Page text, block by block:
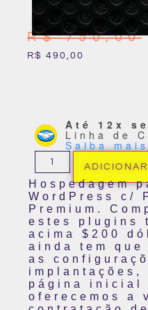
R$750,00
R$ 490,00
Até 12x
Linha de
Saiba
Hospedagem
WordPress c/
Premium.
estes plugins
acima $200
ainda tem
as
implantações,
página inicial
oferecemos a